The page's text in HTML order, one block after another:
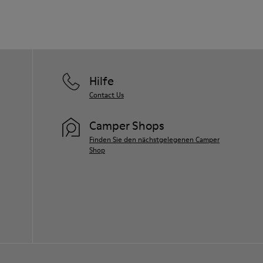
Hilfe
Contact Us
Camper Shops
Finden Sie den nächstgelegenen Camper
Shop